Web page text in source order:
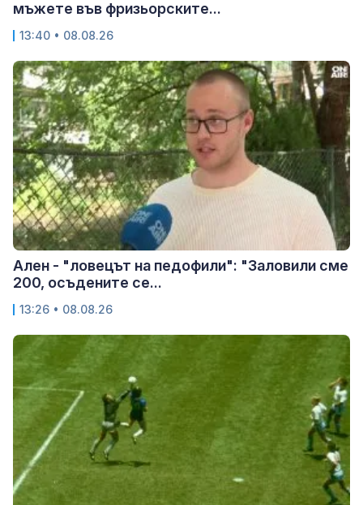
мъжете във фризьорските...
13:40 • 08.08.26
Ален - "ловецът на педофили": "Заловили сме
200, осъдените се...
13:26 • 08.08.26